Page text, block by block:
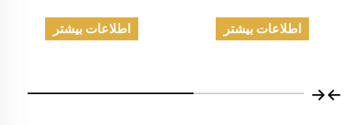
اطلاعات بیشتر اطلاعات بیشتر